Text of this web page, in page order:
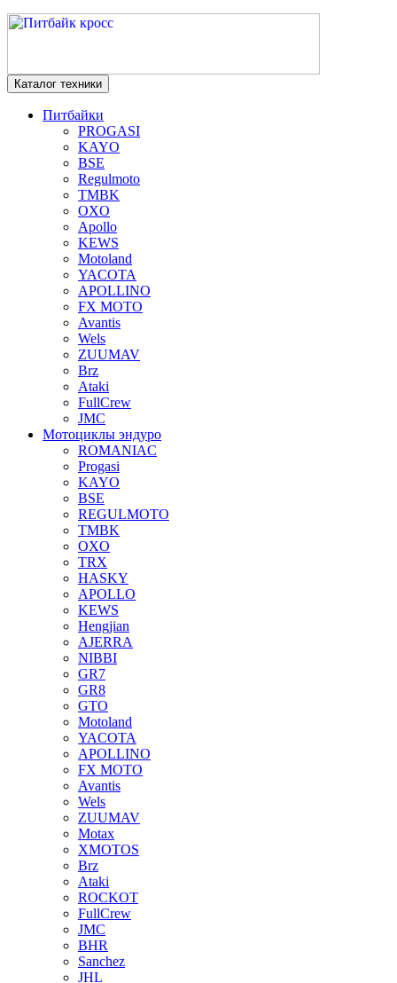
Каталог техники
Питбайки
PROGASI
KAYO
BSE
Regulmoto
TMBK
OXO
Apollo
KEWS
Motoland
YACOTA
APOLLINO
FX MOTO
Avantis
Wels
ZUUMAV
Brz
Ataki
FullCrew
JMC
Мотоциклы эндуро
ROMANIAC
Progasi
KAYO
BSE
REGULMOTO
TMBK
OXO
TRX
HASKY
APOLLO
KEWS
Hengjian
AJERRA
NIBBI
GR7
GR8
GTO
Motoland
YACOTA
APOLLINO
FX MOTO
Avantis
Wels
ZUUMAV
Motax
XMOTOS
Brz
Ataki
ROCKOT
FullCrew
JMC
BHR
Sanchez
JHL